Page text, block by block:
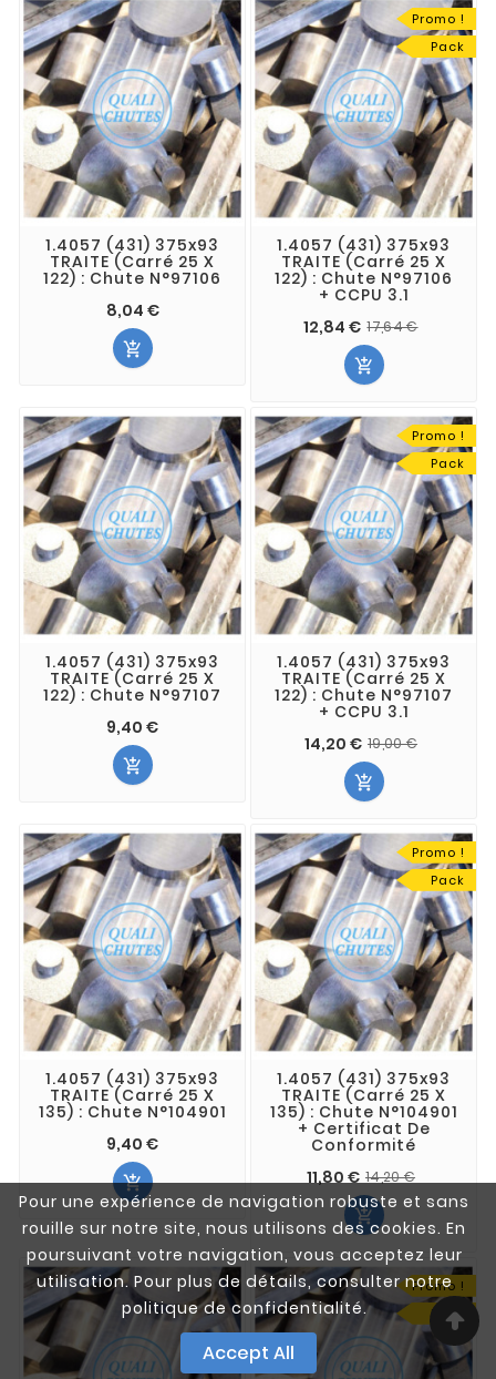
Pour une expérience de navigation robuste et sans
rouille sur notre site, nous utilisons des cookies. En
poursuivant votre navigation, vous acceptez leur
utilisation. Pour plus de détails, consulter notre
politique de confidentialité.
Accept All
1.4057 (431) 375x93
TRAITE (Carré 25 X
122) : Chute N°97106
8,04 €

Promo !
Pack
1.4057 (431) 375x93
TRAITE (Carré 25 X
122) : Chute N°97106
+ CCPU 3.1
12,84 € 17,64 €

1.4057 (431) 375x93
TRAITE (Carré 25 X
122) : Chute N°97107
9,40 €

Promo !
Pack
1.4057 (431) 375x93
TRAITE (Carré 25 X
122) : Chute N°97107
+ CCPU 3.1
14,20 € 19,00 €

1.4057 (431) 375x93
TRAITE (Carré 25 X
135) : Chute N°104901
9,40 €

Promo !
Pack
1.4057 (431) 375x93
TRAITE (Carré 25 X
135) : Chute N°104901
+ Certificat De
Conformité
11,80 € 14,20 €

Promo !
Pack